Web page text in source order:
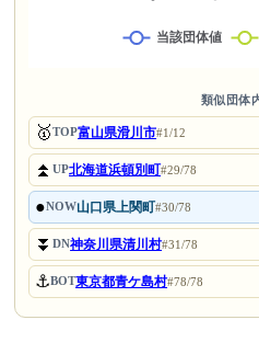
類似団体
🥇TOP富山県滑川市#1/12
⏫UP北海道浜頓別町#29/78
●NOW山口県上関町#30/78
⏬DN神奈川県清川村#31/78
⚓BOT東京都青ケ島村#78/78